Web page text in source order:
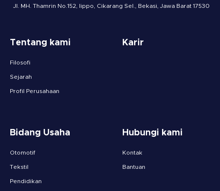
Jl. MH. Thamrin No.152, lippo, Cikarang Sel., Bekasi, Jawa Barat 17530
Tentang kami
Filosofi
Sejarah
Profil Perusahaan
Karir
Bidang Usaha
Otomotif
Tekstil
Pendidikan
Hubungi kami
Kontak
Bantuan